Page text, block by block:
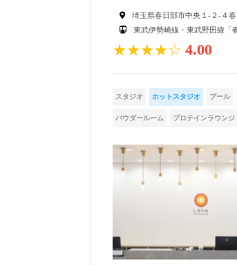
埼玉県春日部市中央１-２-４
東武伊勢崎線・東武野田線「
★★★★☆ 4.00
スタジオ ホットスタジオ プール
パウダールーム プロテインラウンジ